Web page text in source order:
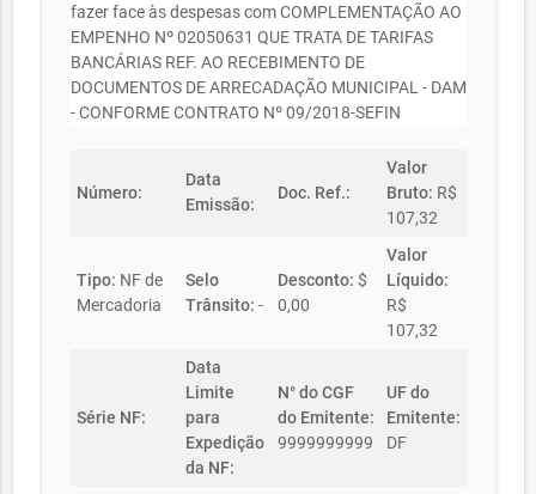
fazer face às despesas com COMPLEMENTAÇÃO AO
EMPENHO Nº 02050631 QUE TRATA DE TARIFAS
BANCÁRIAS REF. AO RECEBIMENTO DE
DOCUMENTOS DE ARRECADAÇÃO MUNICIPAL - DAM
- CONFORME CONTRATO Nº 09/2018-SEFIN
Número:
Data
Emissão:
Doc. Ref.:
Valor
Bruto: R$
107,32
Tipo: NF de
Mercadoria
Selo
Trânsito: -
Desconto: $
0,00
Valor
Líquido:
R$
107,32
Série NF:
Data
Limite
para
Expedição
da NF:
N° do CGF
do Emitente:
9999999999
UF do
Emitente:
DF